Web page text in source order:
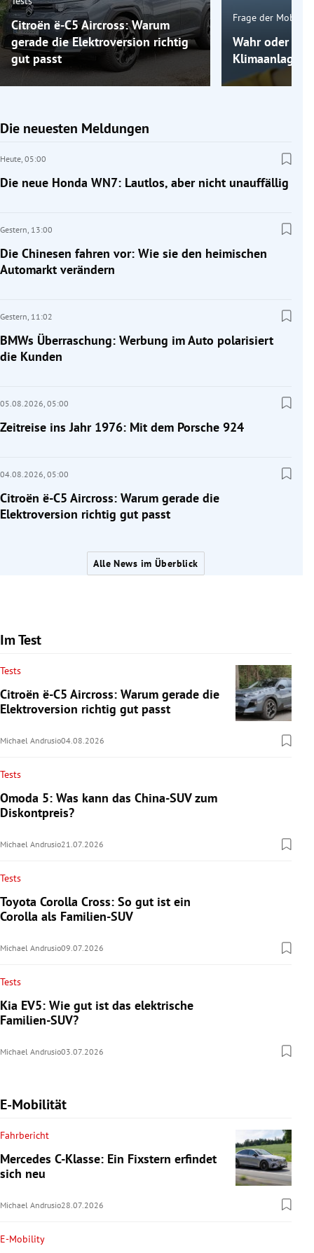
Citroën ë-C5 Aircross: Warum
gerade die Elektroversion richtig
gut passt
Frage der
Wahr oder
Klimaanlage
Die neuesten Meldungen
Heute, 05:00
Die neue Honda WN7: Lautlos, aber nicht unauffällig
Gestern, 13:00
Die Chinesen fahren vor: Wie sie den heimischen
Automarkt verändern
Gestern, 11:02
BMWs Überraschung: Werbung im Auto polarisiert
die Kunden
05.08.2026, 05:00
Zeitreise ins Jahr 1976: Mit dem Porsche 924
04.08.2026, 05:00
Citroën ë-C5 Aircross: Warum gerade die
Elektroversion richtig gut passt
Alle News im Überblick
Im Test
Tests
Citroën ë-C5 Aircross: Warum gerade die
Elektroversion richtig gut passt
Michael Andrusio04.08.2026
Tests
Omoda 5: Was kann das China-SUV zum
Diskontpreis?
Michael Andrusio21.07.2026
Tests
Toyota Corolla Cross: So gut ist ein
Corolla als Familien-SUV
Michael Andrusio09.07.2026
Tests
Kia EV5: Wie gut ist das elektrische
Familien-SUV?
Michael Andrusio03.07.2026
E-Mobilität
Fahrbericht
Mercedes C-Klasse: Ein Fixstern erfindet
sich neu
Michael Andrusio28.07.2026
E-Mobility